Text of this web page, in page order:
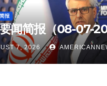
报
闻简报（08-07-
7, 2026